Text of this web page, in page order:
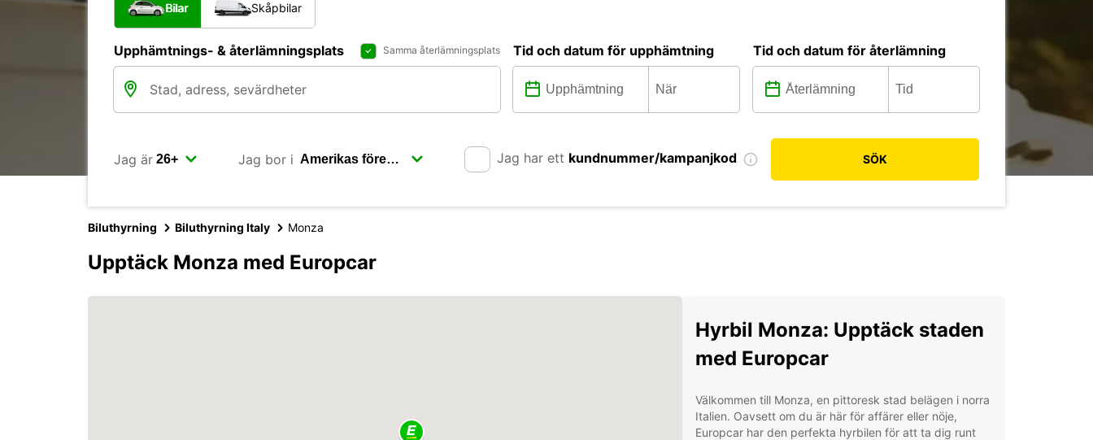
Bilar Skåpbilar
Upphämtnings- & återlämningsplats Samma återlämningsplats Tid och datum för upphämtning Tid och datum för återlämning
Jag är Jag bor i Jag har ett kundnummer/kampanjkod SÖK
Biluthyrning Biluthyrning Italy Monza
Upptäck Monza med Europcar
Hyrbil Monza: Upptäck staden
med Europcar
Välkommen till Monza, en pittoresk stad belägen i norra
Italien. Oavsett om du är här för affärer eller nöje,
Europcar har den perfekta hyrbilen för att ta dig runt